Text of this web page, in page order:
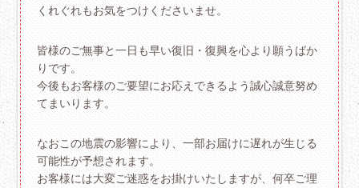
くれぐれもお気をつけくださいませ。
皆様のご無事と一日も早い復旧・復興を心より願うばか
りです。
今後もお客様のご要望にお応えできるよう誠心誠意努め
てまいります。
なおこの地震の影響により、一部お届けに遅れが生じる
可能性が予想されます。
お客様には大変ご迷惑をお掛けいたしますが、何卒ご理